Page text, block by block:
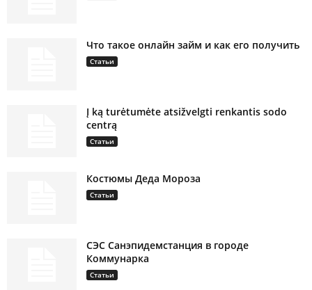
Что такое онлайн займ и как его получить
Статьи
Į ką turėtumėte atsižvelgti renkantis sodo
centrą
Статьи
Костюмы Деда Мороза
Статьи
СЭС Санэпидемстанция в городе
Коммунарка
Статьи